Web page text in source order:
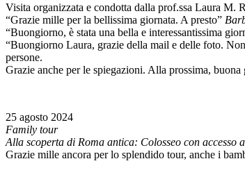
Visita organizzata e condotta dalla prof.ssa Laura M.
“Grazie mille per la bellissima giornata. A presto”
“Buongiorno, è stata una bella e interessantissima
“Buongiorno Laura, grazie della mail e delle foto.
persone.
Grazie anche per le spiegazioni. Alla prossima, buona
25 agosto 2024
Family tour
Alla scoperta di Roma antica: Colosseo con accesso
Grazie mille ancora per lo splendido tour, anche i